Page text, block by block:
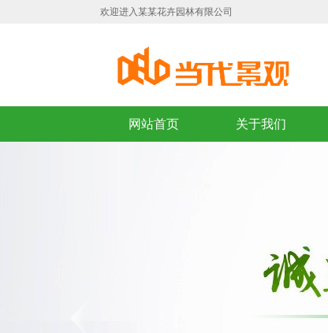
欢迎进入某某花卉园林有限公司
网站首页 关于我们